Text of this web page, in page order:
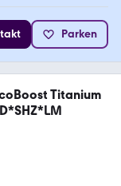
Parken
Titanium